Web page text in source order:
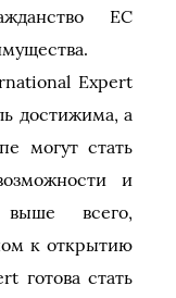
ЕС
Expert
достижима, а
могут стать
и
всего,
к открытию
готова стать